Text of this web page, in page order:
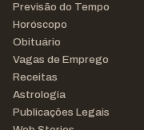
Previsão do Tempo
Horóscopo
Obituário
Vagas de Emprego
Receitas
Astrologia
Publicações Legais